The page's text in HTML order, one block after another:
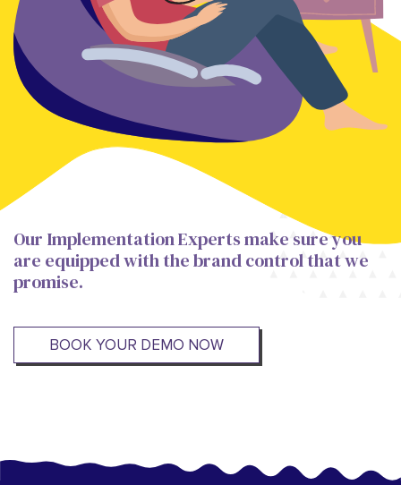
Our Implementation Experts make sure you
are equipped with the brand control that we
promise.
BOOK YOUR DEMO NOW